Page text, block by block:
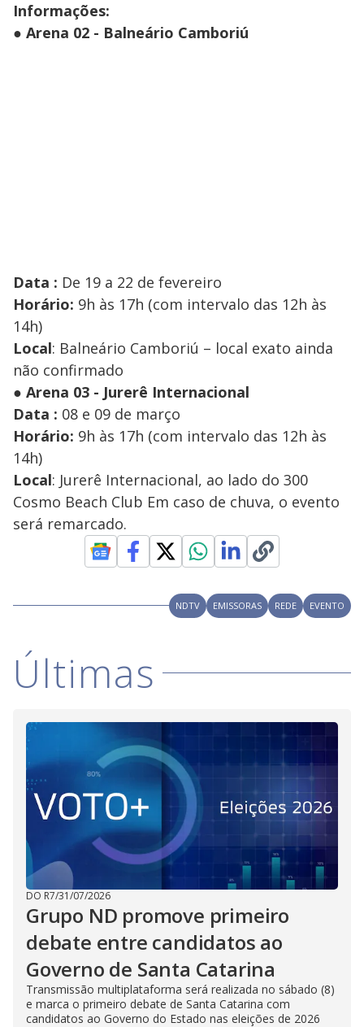
Informações:
● Arena 02 - Balneário Camboriú
Data : De 19 a 22 de fevereiro
Horário: 9h às 17h (com intervalo das 12h às
14h)
Local: Balneário Camboriú – local exato ainda
não confirmado
● Arena 03 - Jurerê Internacional
Data : 08 e 09 de março
Horário: 9h às 17h (com intervalo das 12h às
14h)
Local: Jurerê Internacional, ao lado do 300
Cosmo Beach Club Em caso de chuva, o evento
será remarcado.
NDTV EMISSORAS REDE EVENTO
Últimas
DO R7/31/07/2026
Grupo ND promove primeiro
debate entre candidatos ao
Governo de Santa Catarina
Transmissão multiplataforma será realizada no sábado (8)
e marca o primeiro debate de Santa Catarina com
candidatos ao Governo do Estado nas eleições de 2026